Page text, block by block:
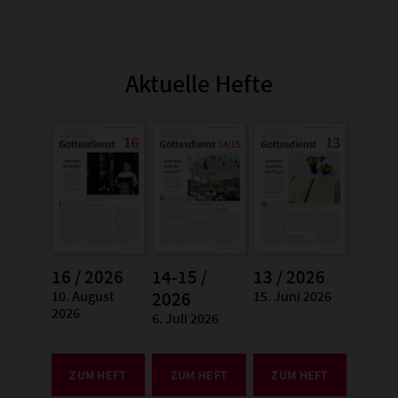
Aktuelle Hefte
16 / 2026
:
10. August
2026
ZUM HEFT
14-15 /
2026
:
6. Juli 2026
ZUM HEFT
13 / 2026
:
15. Juni 2026
ZUM HEFT